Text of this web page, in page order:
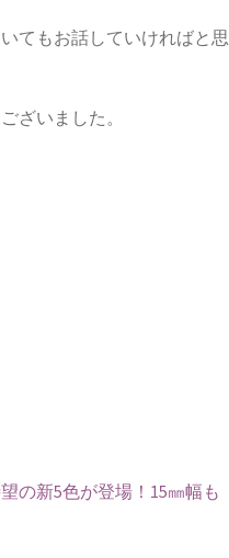
てもお話していければと思
ざいました。
の新5色が登場！15㎜幅も